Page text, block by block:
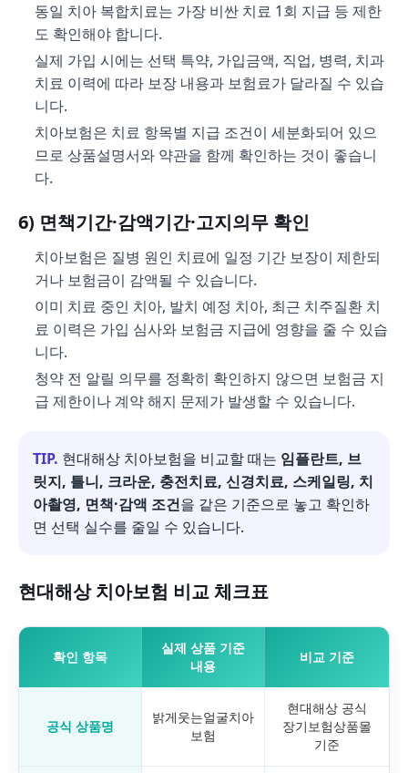
동일 치아 복합치료는 가장 비싼 치료 1회 지급 등 제한
도 확인해야 합니다.
실제 가입 시에는 선택 특약, 가입금액, 직업, 병력, 치과
치료 이력에 따라 보장 내용과 보험료가 달라질 수 있습
니다.
치아보험은 치료 항목별 지급 조건이 세분화되어 있으
므로 상품설명서와 약관을 함께 확인하는 것이 좋습니
다.
6) 면책기간·감액기간·고지의무 확인
치아보험은 질병 원인 치료에 일정 기간 보장이 제한되
거나 보험금이 감액될 수 있습니다.
이미 치료 중인 치아, 발치 예정 치아, 최근 치주질환 치
료 이력은 가입 심사와 보험금 지급에 영향을 줄 수 있습
니다.
청약 전 알릴 의무를 정확히 확인하지 않으면 보험금 지
급 제한이나 계약 해지 문제가 발생할 수 있습니다.
TIP. 현대해상 치아보험을 비교할 때는 임플란트, 브
릿지, 틀니, 크라운, 충전치료, 신경치료, 스케일링, 치
아촬영, 면책·감액 조건을 같은 기준으로 놓고 확인하
면 선택 실수를 줄일 수 있습니다.
현대해상 치아보험 비교 체크표
확인 항목
실제 상품 기준
내용
비교 기준
공식 상품명
밝게웃는얼굴치아
보험
현대해상 공식
장기보험상품몰
기준